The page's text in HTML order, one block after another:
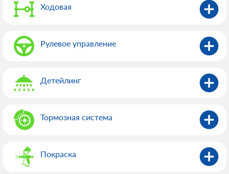
Ходовая
Рулевое управление
Детейлинг
Тормозная система
Покраска